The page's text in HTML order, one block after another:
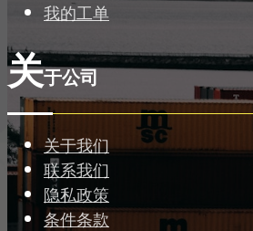
我的工单
关于公司
关于我们
联系我们
隐私政策
条件条款